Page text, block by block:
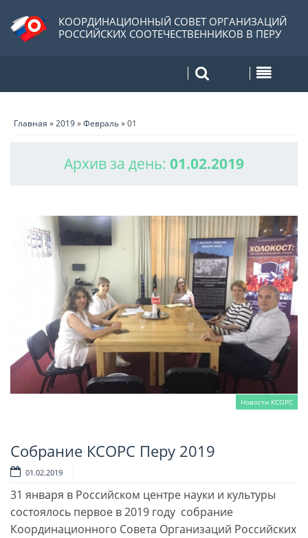
КООРДИНАЦИОННЫЙ СОВЕТ ОРГАНИЗАЦИЙ
РОССИЙСКИХ СООТЕЧЕСТВЕННИКОВ В ПЕРУ
Главная »2019»Февраль»01
Архив за день: 01.02.2019
Новости КСОРС
Читать далее
Собрание КСОРС Перу 2019
01.02.2019
31 января в Российском центре науки и культуры
состоялось первое в 2019 году собрание
Координационного Совета Организаций Российских